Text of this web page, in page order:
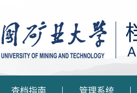
查档指南 管理系统